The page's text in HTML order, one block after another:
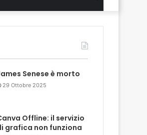
...
Senese è morto
29 Ottobre 2025
Offline: il servizio
grafica non funziona